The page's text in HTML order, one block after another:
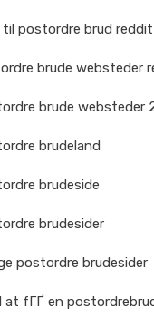
postordre brud reddit
brude websteder
brude websteder
brudeland
brudeside
brudesider
postordre brudesider
at fГҐ en